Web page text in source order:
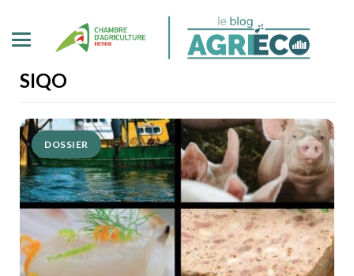
SIQO
DOSSIER